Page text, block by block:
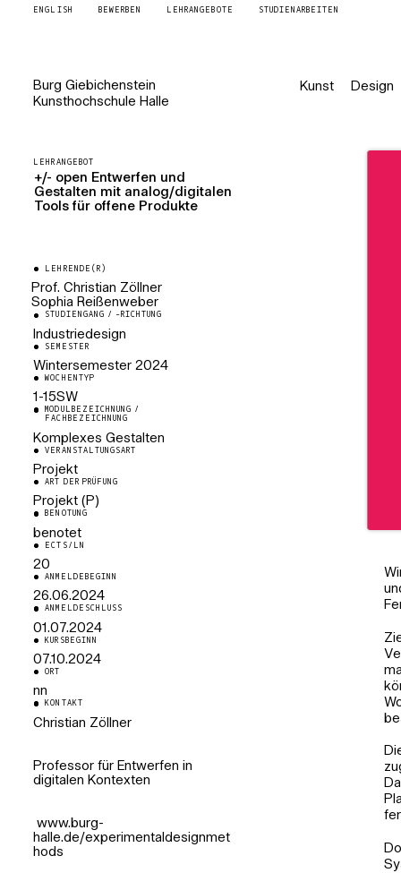
ENGLISH BEWERBEN LEHRANGEBOTE STUDIENARBEITEN
Burg Giebichenstein
Kunsthochschule Halle
Kunst Design
LEHRANGEBOT
+/- open Entwerfen und
Gestalten mit analog/digitalen
Tools für offene Produkte
LEHRENDE(R)
Prof. Christian Zöllner
Professur Industrial
Design/Gestaltung in digitalen
Sophia Reißenweber
Künstlerische Mitarbeiterin
STUDIENGANG / -RICHTUNG
Industriedesign
SEMESTER
Wintersemester 2024
WOCHENTYP
1-15SW
MODULBEZEICHNUNG /
FACHBEZEICHNUNG
Komplexes Gestalten
VERANSTALTUNGSART
Projekt
ART DER PRÜFUNG
Projekt (P)
BENOTUNG
benotet
ECTS/LN
20
ANMELDEBEGINN
26.06.2024
ANMELDESCHLUSS
01.07.2024
KURSBEGINN
07.10.2024
ORT
nn
KONTAKT
Christian Zöllner
Professor für Entwerfen in
digitalen Kontexten
www.burg-
halle.de/experimentaldesignmet
hods